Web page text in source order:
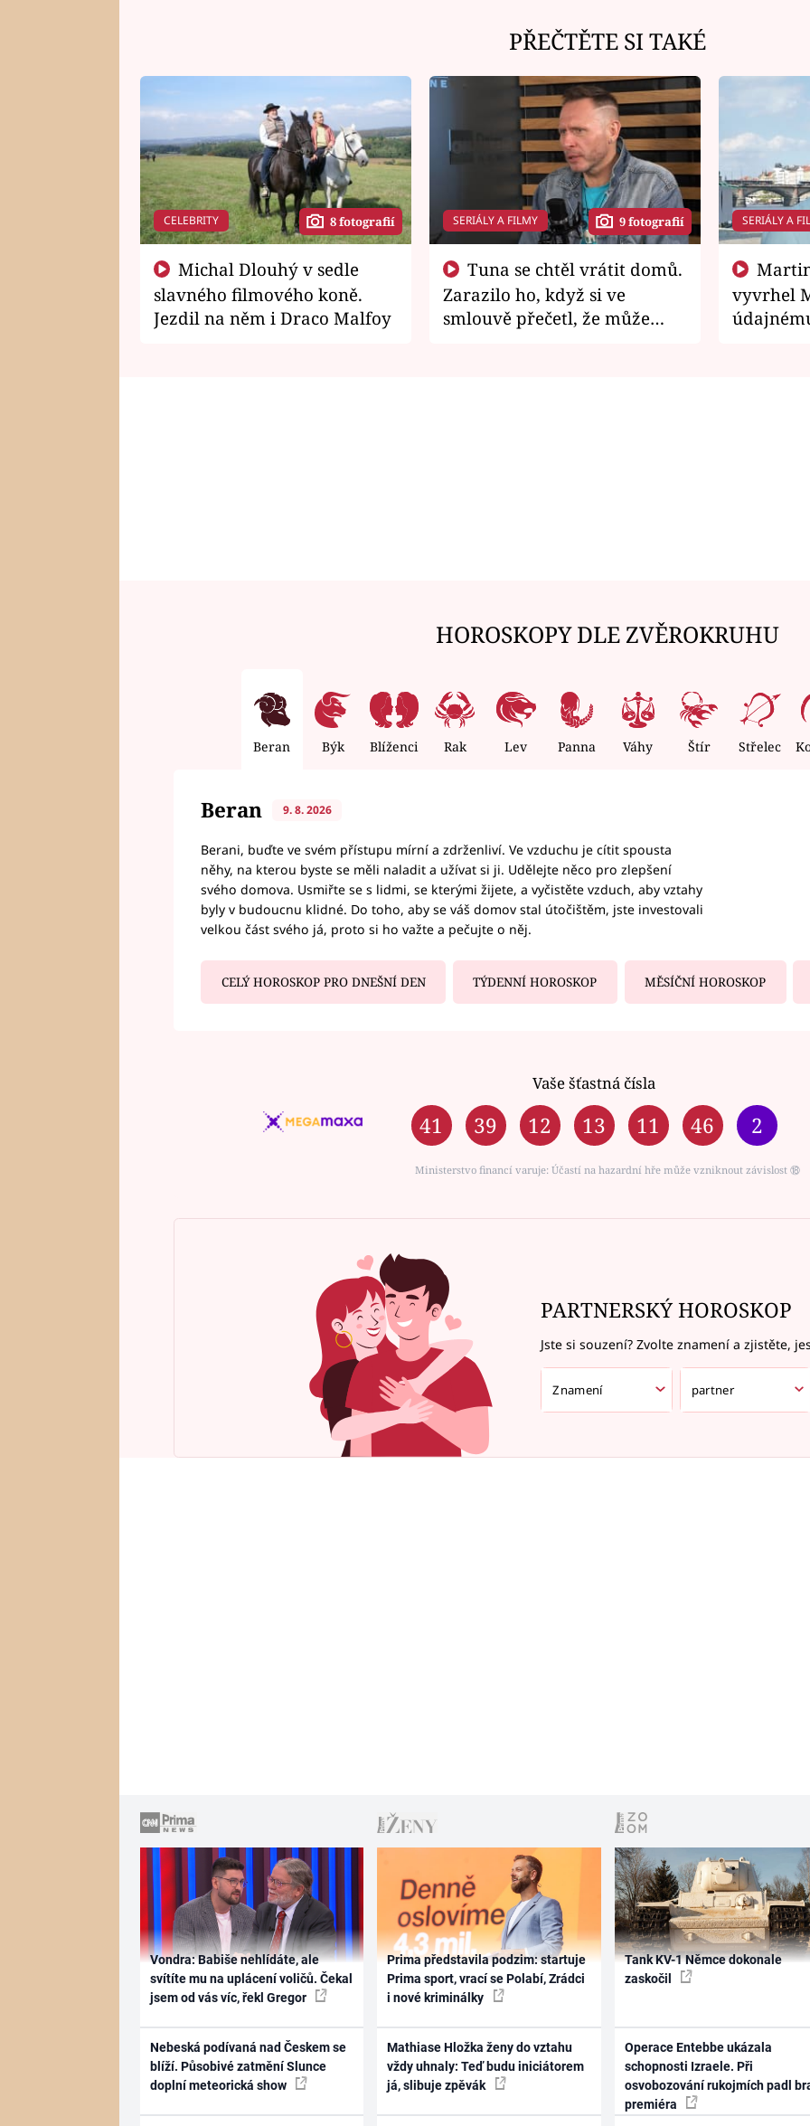
PŘEČTĚTE SI TAKÉ
CELEBRITY 8 fotografií
slavného filmového koně.
Jezdil na něm i Draco Malfoy
SERIÁLY A FILMY 9 fotografií
Zarazilo ho, když si ve
smlouvě přečetl, že může
SERIÁLY A
vyvrhel
HOROSKOPY DLE ZVĚROKRUHU
Beran Býk Blíženci Rak Lev Panna Váhy Štír Střelec
Beran 9. 8. 2026
Berani, buďte ve svém přístupu mírní a zdrženliví. Ve vzduchu je cítit spousta
něhy, na kterou byste se měli naladit a užívat si ji. Udělejte něco pro zlepšení
svého domova. Usmiřte se s lidmi, se kterými žijete, a vyčistěte vzduch, aby vztahy
byly v budoucnu klidné. Do toho, aby se váš domov stal útočištěm, jste investovali
velkou část svého já, proto si ho važte a pečujte o něj.
CELÝ HOROSKOP PRO DNEŠNÍ DEN TÝDENNÍ HOROSKOP MĚSÍČNÍ HOROSKOP
Vaše šťastná čísla
41 39 12 13 11 46 2
Ministerstvo financí varuje: Účastí na hazardní hře může vzniknout závislost ⑱
PARTNERSKÝ HOROSKOP
Jste si souzení? Zvolte znamení a zjistěte,
Vondra: Babiše nehlídáte, ale
svítíte mu na uplácení voličů. Čekal
jsem od vás víc, řekl Gregor
Nebeská podívaná nad Českem se
blíží. Působivé zatmění Slunce
doplní meteorická show
Prima představila podzim: startuje
Prima sport, vrací se Polabí, Zrádci
i nové kriminálky
Mathiase Hložka ženy do vztahu
vždy uhnaly: Teď budu iniciátorem
já, slibuje zpěvák
Tank KV-1 Němce dokonale
zaskočil
Operace Entebbe ukázala
schopnosti Izraele. Při
osvobozování rukojmích padl
premiéra